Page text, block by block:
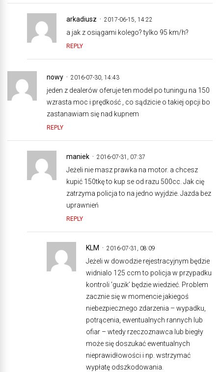
arkadiusz 2017-06-15, 14:22
a jak z osiągami kolego? tylko 95 km/h?
REPLY
nowy 2016-07-30, 14:43
jeden z dealerów oferuje ten model po tuningu na 150
wzrasta moc i prędkość , co sądzicie o takiej opcji bo
zastanawiam się nad kupnem
REPLY
maniek 2016-07-31, 07:37
Jeżeli nie masz prawka na motor. a chcesz
kupić 150tkę to kup se od razu 500cc. Jak cię
zatrzyma policja to na jedno wyjdzie. Jazda bez
uprawnień
REPLY
KLM 2016-07-31, 08:09
Jeżeli w dowodzie rejestracyjnym będzie
widnialo 125 ccm to policja w przypadku
kontroli 'guzik’ będzie wiedzieć. Problem
zacznie się w momencie jakiegoś
niebezpiecznego zdarzenia – wypadku,
potrącenia, ewentualnych rannych lub
ofiar – wtedy rzeczoznawca lub biegły
może się doszukać ewentualnych
nieprawidłowości i np. wstrzymać
wypłatę odszkodowania.